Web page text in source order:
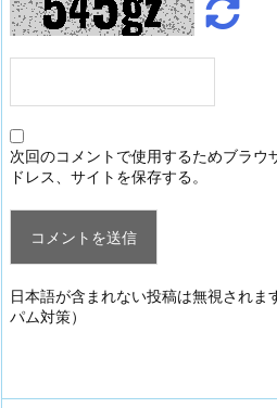
次回のコメントで使用するためブラウ
ドレス、サイトを保存する。
日本語が含まれない投稿は無視されま
パム対策）